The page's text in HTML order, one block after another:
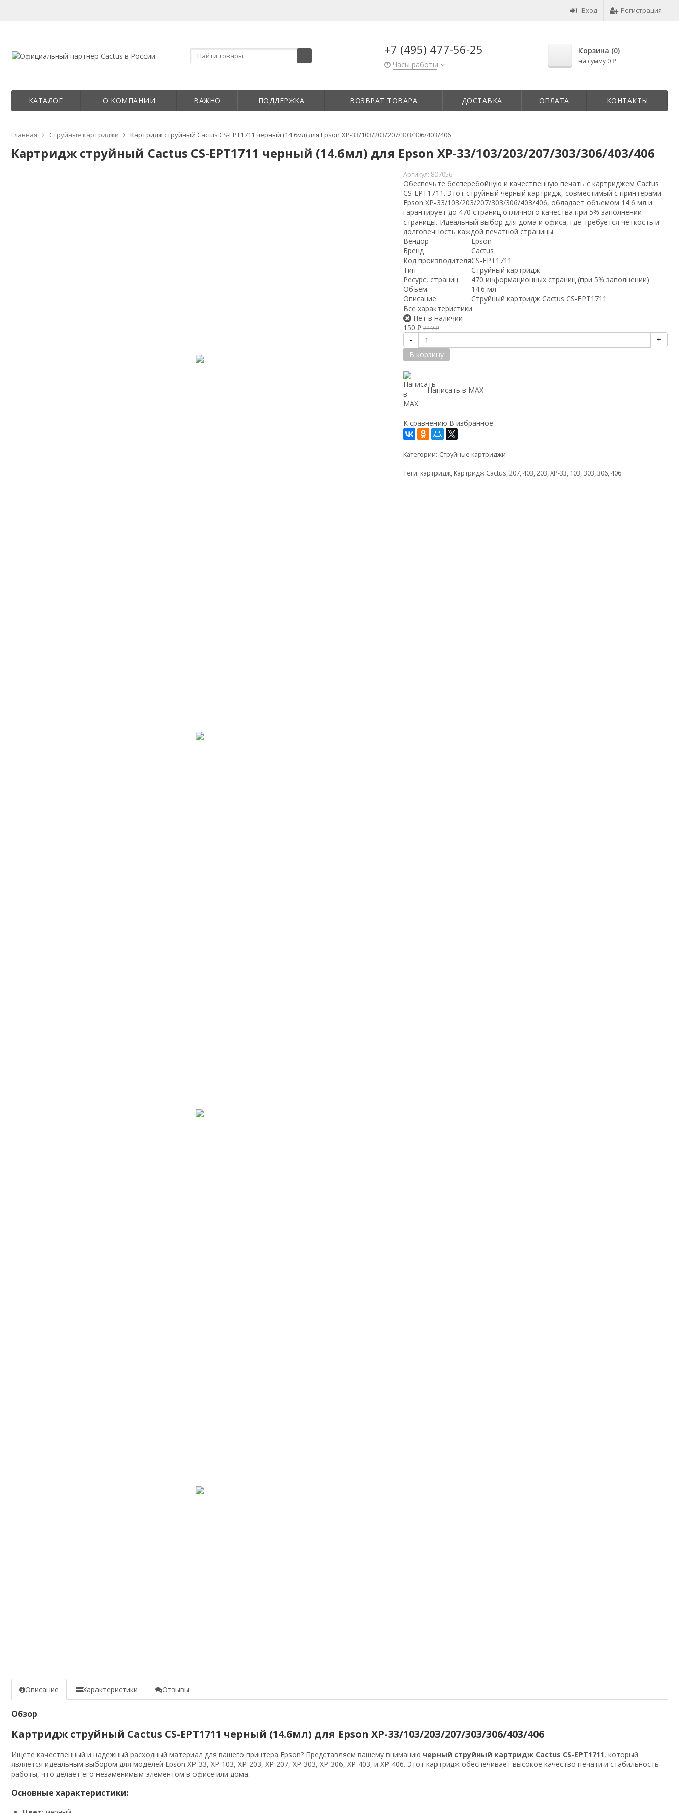
Вход Регистрация
+7 (495) 477-56-25
Часы работы
Корзина (0)
на сумму 0 ₽
КАТАЛОГ О КОМПАНИИ ВАЖНО ПОДДЕРЖКА ВОЗВРАТ ТОВАРА ДОСТАВКА ОПЛАТА КОНТАКТЫ
Главная Струйные картриджи Картридж струйный Cactus CS-EPT1711 черный (14.6мл) для Epson XP-33/103/203/207/303/306/403/406
Картридж струйный Cactus CS-EPT1711 черный (14.6мл) для Epson XP-33/103/203/207/303/306/403/406
Артикул: 807056
Обеспечьте бесперебойную и качественную печать с картриджем Cactus
CS-EPT1711. Этот струйный черный картридж, совместимый с принтерами
Epson XP-33/103/203/207/303/306/403/406, обладает объемом 14.6 мл и
гарантирует до 470 страниц отличного качества при 5% заполнении
страницы. Идеальный выбор для дома и офиса, где требуется четкость и
долговечность каждой печатной страницы.
Вендор
Epson
Бренд
Cactus
Код производителяCS-EPT1711
Тип
Струйный картридж
Ресурс, страниц
470 информационных страниц (при 5% заполнении)
Объём
14.6 мл
Описание
Струйный картридж Cactus CS-EPT1711
Все характеристики
Нет в наличии
150 ₽ 219₽
-
+
В корзину
Написать в MAX
К сравнению В избранное
Категории: Струйные картриджи
Теги: картридж, Картридж Cactus,207,403,203,XP-33, 103,303,306,406
Описание Характеристики Отзывы
Обзор
Картридж струйный Cactus CS-EPT1711 черный (14.6мл) для Epson XP-33/103/203/207/303/306/403/406
Ищете качественный и надежный расходный материал для вашего принтера Epson? Представляем вашему вниманию черный струйный картридж Cactus CS-EPT1711, который
является идеальным выбором для моделей Epson XP-33, XP-103, XP-203, XP-207, XP-303, XP-306, XP-403, и XP-406. Этот картридж обеспечивает высокое качество печати и стабильность
работы, что делает его незаменимым элементом в офисе или дома.
Основные характеристики: